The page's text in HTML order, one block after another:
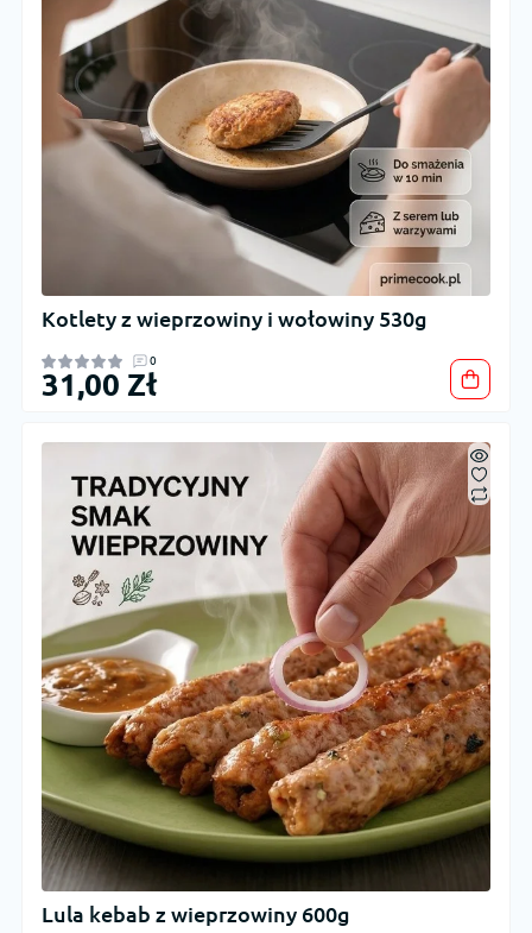
Kotlety z wieprzowiny i wołowiny 530g
0
31,00 Zł
Lula kebab z wieprzowiny 600g